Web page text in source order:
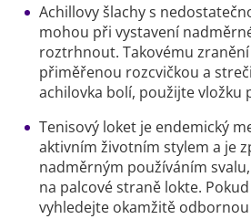
Achillovy šlachy s
mohou při vystavení
roztrhnout. Takovému
přiměřenou rozcvičkou a
achilovka bolí, použijte vložku
Tenisový loket je endemický
aktivním životním stylem a je
nadměrným používáním
na palcové straně lokte.
vyhledejte okamžitě